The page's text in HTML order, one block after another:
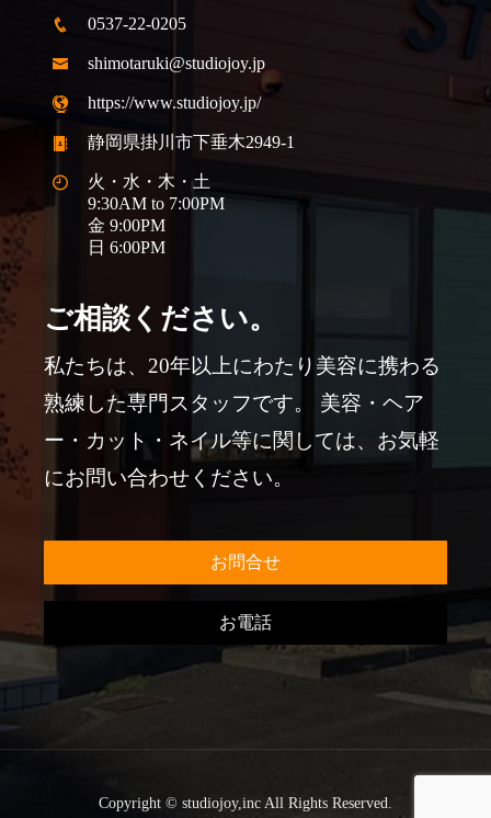
0537-22-0205
shimotaruki@studiojoy.jp
https://www.studiojoy.jp/
静岡県掛川市下垂木2949-1
火・水・木・土
9:30AM to 7:00PM
金 9:00PM
日 6:00PM
ご相談ください。
私たちは、20年以上にわたり美容に携わる
熟練した専門スタッフです。 美容・ヘア
ー・カット・ネイル等に関しては、お気軽
にお問い合わせください。
お問合せ
お電話
Copyright © studiojoy,inc All Rights Reserved.